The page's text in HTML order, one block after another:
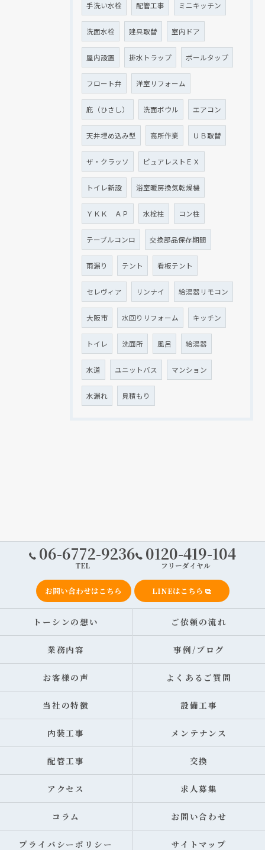
手洗い水栓 配管工事 ミニキッチン
洗面水栓 建具取替 室内ドア
屋内設置 排水トラップ ボールタップ
フロート弁 洋室リフォーム
庇（ひさし） 洗面ボウル エアコン
天井埋め込み型 高所作業 ＵＢ取替
ザ・クラッソ ピュアレストＥＸ
トイレ新設 浴室暖房換気乾燥機
ＹＫＫ ＡＰ 水栓柱 コン柱
テーブルコンロ 交換部品保存期間
雨漏り テント 看板テント
セレヴィア リンナイ 給湯器リモコン
大阪市 水回りリフォーム キッチン
トイレ 洗面所 風呂 給湯器
水道 ユニットバス マンション
水漏れ 見積もり
06-6772-9236
TEL
0120-419-104
フリーダイヤル
お問い合わせはこちら LINEはこちら
トーシンの想い ご依頼の流れ
業務内容 事例/ブログ
お客様の声 よくあるご質問
当社の特徴 設備工事
内装工事 メンテナンス
配管工事 交換
アクセス 求人募集
コラム お問い合わせ
プライバシーポリシー サイトマップ